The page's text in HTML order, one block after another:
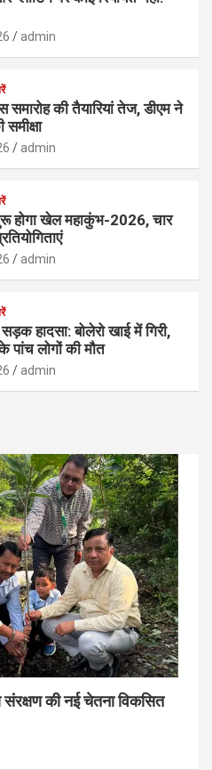
admin
समारोह की तैयारियां तेज, डीएम ने
समीक्षा
admin
होगा खेल महाकुंभ-2026, चार
admin
हादसा: बोलेरो खाई में गिरी,
पांच लोगों की मौत
admin
संरक्षण की नई चेतना विकसित